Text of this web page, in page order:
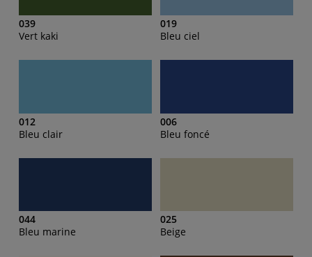
039
Vert kaki
019
Bleu ciel
012
Bleu clair
006
Bleu foncé
044
Bleu marine
025
Beige